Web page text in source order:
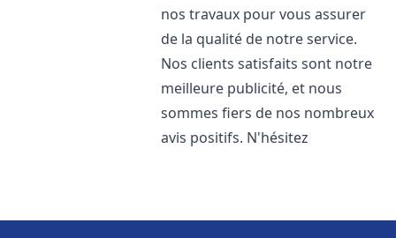
nos travaux pour vous assurer
de la qualité de notre service.
Nos clients satisfaits sont notre
meilleure publicité, et nous
sommes fiers de nos nombreux
avis positifs. N'hésitez